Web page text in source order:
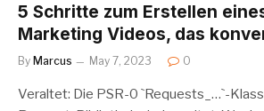
5 Schritte zum Erstellen
Marketing Videos, das
By Marcus May 7, 2023 0
Veraltet: Die PSR-0 `Requests_…`-